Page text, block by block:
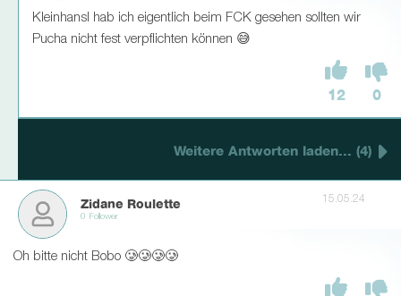
Kleinhansl hab ich eigentlich beim FCK gesehen sollten wir
Pucha nicht fest verpflichten können 😅
12 0
Weitere Antworten laden... (4)
Zidane Roulette
0 Follower
15.05.24
Oh bitte nicht Bobo 🥲🥲🥲🥲